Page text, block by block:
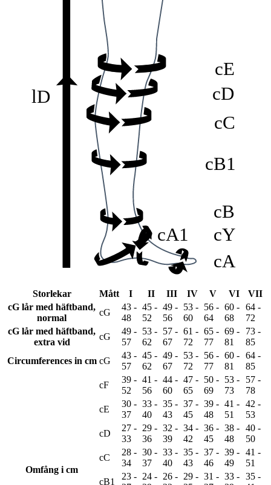
lD
cE
cD
cC
cB1
cB
cY
cA1
cA
Storlekar Mått I II III IV V VI
VII
cG lår med häftband,
normal
cG
43 -
48
45 -
52
49 -
56
53 -
60
56 -
64
60 -
68
64 -
72
cG lår med häftband,
extra vid
cG
49 -
57
53 -
62
57 -
67
61 -
72
65 -
77
69 -
81
73 -
85
Circumferences in cm cG
43 -
57
45 -
62
49 -
67
53 -
72
56 -
77
60 -
81
64 -
85
Omfång i cm
cF
39 -
52
41 -
56
44 -
60
47 -
65
50 -
69
53 -
73
57 -
78
cE
30 -
37
33 -
40
35 -
43
37 -
45
39 -
48
41 -
51
42 -
53
cD
27 -
33
29 -
36
32 -
39
34 -
42
36 -
45
38 -
48
40 -
50
cC
28 -
34
30 -
37
33 -
40
35 -
43
37 -
46
39 -
49
41 -
51
cB1
23 - 24 - 26 - 29 - 31 - 33 - 35 -